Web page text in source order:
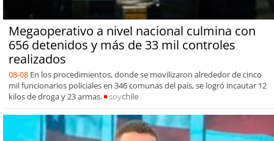
Megaoperativo a nivel nacional culmina con
656 detenidos y más de 33 mil controles
realizados
08-08 En los procedimientos, donde se movilizaron alrededor de cinco
mil funcionarios policiales en 346 comunas del país, se logró incautar 12
kilos de droga y 23 armas.
soychile